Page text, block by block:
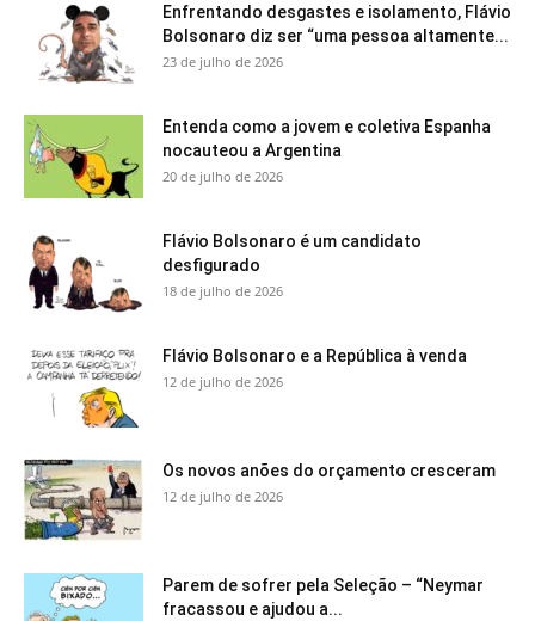
Enfrentando desgastes e isolamento, Flávio
Bolsonaro diz ser “uma pessoa altamente...
23 de julho de 2026
Entenda como a jovem e coletiva Espanha
nocauteou a Argentina
20 de julho de 2026
Flávio Bolsonaro é um candidato
desfigurado
18 de julho de 2026
Flávio Bolsonaro e a República à venda
12 de julho de 2026
Os novos anões do orçamento cresceram
12 de julho de 2026
Parem de sofrer pela Seleção – “Neymar
fracassou e ajudou a...